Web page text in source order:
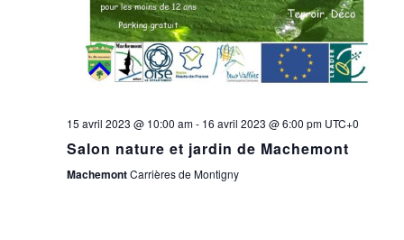
15 avril 2023 @ 10:00 am- 16 avril 2023 @ 6:00 pm UTC+0
Salon nature et jardin de Machemont
MachemontCarrières de Montigny